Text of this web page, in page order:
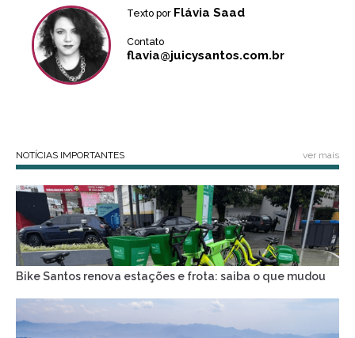
Texto por Flávia Saad
Contato
flavia@juicysantos.com.br
NOTÍCIAS IMPORTANTES ver mais
Bike Santos renova estações e frota: saiba o que mudou